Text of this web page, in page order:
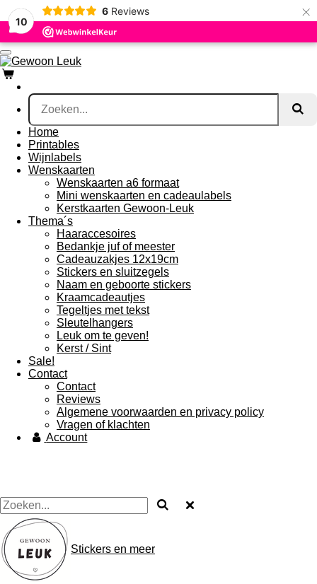
10
6 Reviews ×
Ga
direct
naar
de
hoofdinhoud
Home
Printables
Wijnlabels
Wenskaarten
Wenskaarten a6 formaat
Mini wenskaarten en cadeaulabels
Kerstkaarten Gewoon-Leuk
Thema´s
Haaraccesoires
Bedankje juf of meester
Cadeauzakjes 12x19cm
Stickers en sluitzegels
Naam en geboorte stickers
Kraamcadeautjes
Tegeltjes met tekst
Sleutelhangers
Leuk om te geven!
Kerst / Sint
Sale!
Contact
Contact
Reviews
Algemene voorwaarden en privacy policy
Vragen of klachten
Account
Stickers en meer